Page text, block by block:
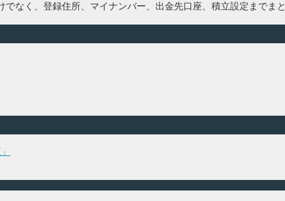
なく、登録住所、マイナンバー、出金先口座、積立設定までま